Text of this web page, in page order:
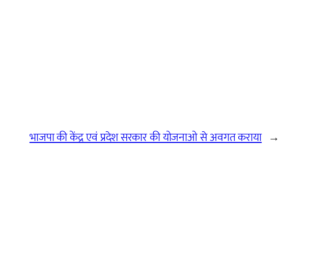
भाजपा की केंद्र एवं प्रदेश सरकार की योजनाओ से अवगत कराया →